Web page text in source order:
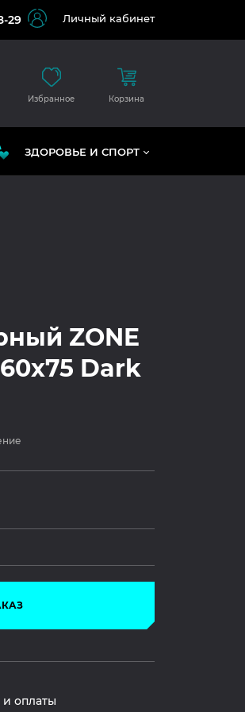
29 Личный кабинет
Избранное Корзина
ЗДОРОВЬЕ И СПОРТ
ZONE
Dark
оплаты